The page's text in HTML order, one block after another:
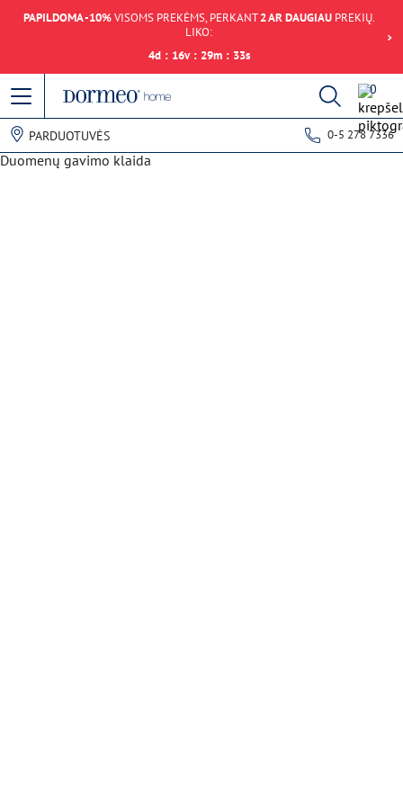
PAPILDOMA -10%VISOMS PREKĖMS, PERKANT2 AR DAUGIAUPREKIŲ.
LIKO:
4d : 16v : 29m : 33s
0
PARDUOTUVĖS 0-5 278 7336
Duomenų gavimo klaida